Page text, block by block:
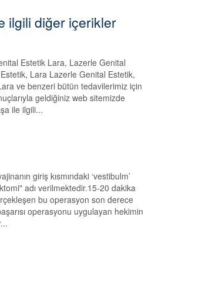
ilgili diğer içerikler
Estetik Lara, Lazerle Genital
Lara Lazerle Genital Estetik,
ve benzeri bütün tedavilerimiz için
geldiğiniz web sitemizde
ile ilgili...
giriş kısmındaki ‘vestibulm’
adı verilmektedir.15-20 dakika
bu operasyon son derece
operasyonu uygulayan hekimin